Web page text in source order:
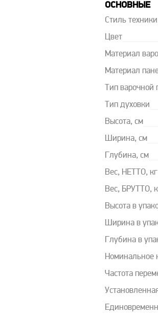
ОСНОВНЫЕ
Стиль техники
Цвет
Материал
Материал
Тип варочной
Тип духовки
Высота, см
Ширина, см
Глубина, см
Вес, НЕТТО, кг
Вес, БРУТТО,
Высота в
Ширина в
Глубина в
Номинальное
Частота